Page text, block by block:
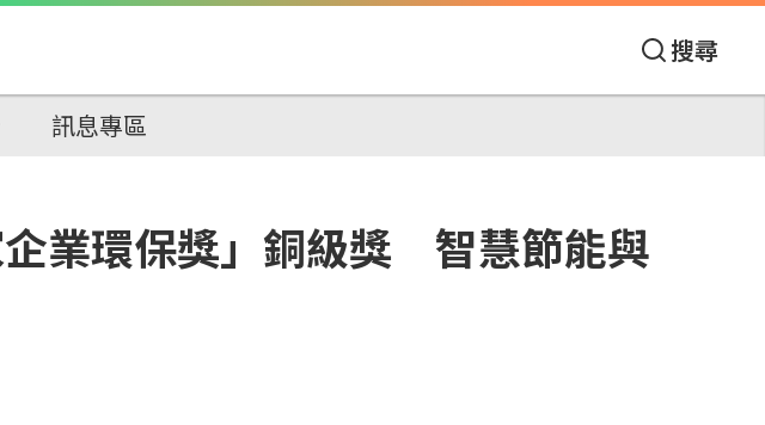
搜尋
訊息專區
業環保獎」銅級獎 智慧節能與